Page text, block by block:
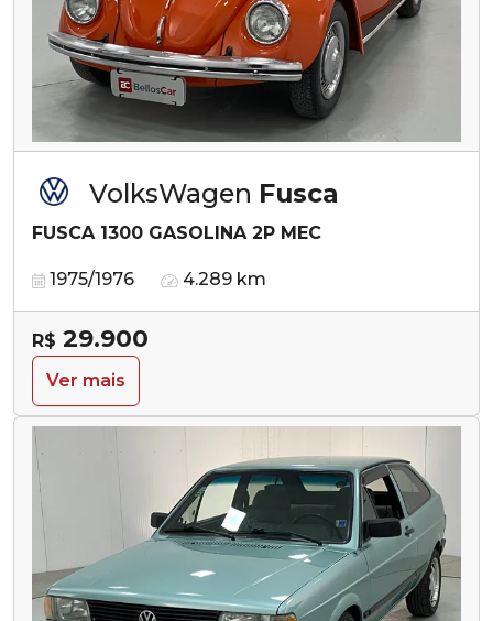
VolksWagen Fusca
FUSCA 1300 GASOLINA 2P MEC
1975/1976 4.289 km
R$ 29.900
Ver mais